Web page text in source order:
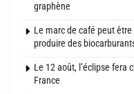
graphène
Le marc de café peut
produire des
Le 12 août, l’éclipse fera
France